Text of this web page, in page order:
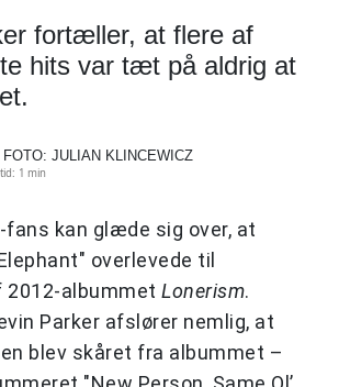
fortæller, at flere af
hits var tæt på aldrig at
FOTO: JULIAN KLINCEWICZ
1 min
fans kan glæde sig over, at
overlevede til
2012-albummet Lonerism.
Parker afslører nemlig, at
blev skåret fra albummet –